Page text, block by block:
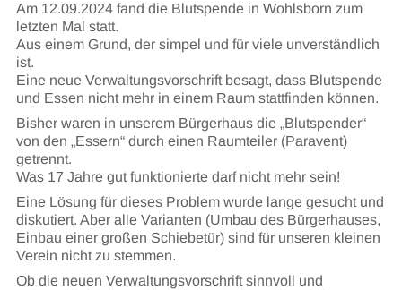
Am 12.09.2024 fand die Blutspende in Wohlsborn zum
letzten Mal statt.
Aus einem Grund, der simpel und für viele unverständlich
ist.
Eine neue Verwaltungsvorschrift besagt, dass Blutspende
und Essen nicht mehr in einem Raum stattfinden können.
Bisher waren in unserem Bürgerhaus die „Blutspender“
von den „Essern“ durch einen Raumteiler (Paravent)
getrennt.
Was 17 Jahre gut funktionierte darf nicht mehr sein!
Eine Lösung für dieses Problem wurde lange gesucht und
diskutiert. Aber alle Varianten (Umbau des Bürgerhauses,
Einbau einer großen Schiebetür) sind für unseren kleinen
Verein nicht zu stemmen.
Ob die neuen Verwaltungsvorschrift sinnvoll und